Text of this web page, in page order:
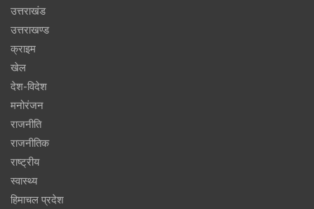
उत्तराखंड
उत्तराखण्ड
क्राइम
खेल
देश-विदेश
मनोरंजन
राजनीति
राजनीतिक
राष्ट्रीय
स्वास्थ्य
हिमाचल प्रदेश